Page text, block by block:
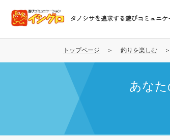
コ
テ
タノシサを追求する遊びコミュニケ
トップページ 釣りを楽しむ
あな